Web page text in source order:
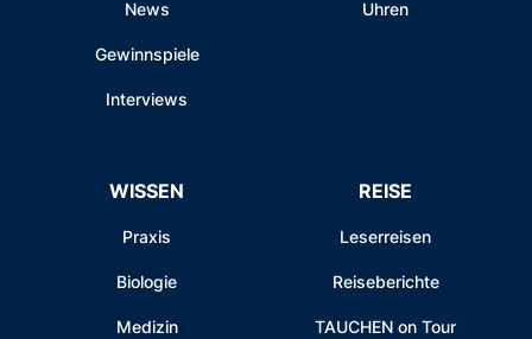
News
Gewinnspiele
Interviews
Uhren
WISSEN
Praxis
Biologie
Medizin
REISE
Leserreisen
Reiseberichte
TAUCHEN on Tour